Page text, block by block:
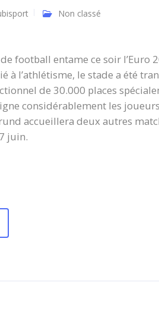
Non classé
football entame ce soir
à l’athlétisme, le stade a été
de 30.000 places
considérablement les
accueillera deux autres
juin.